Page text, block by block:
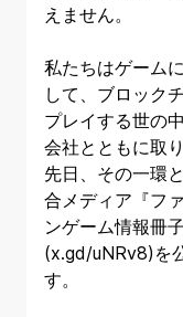
えません。
私たちはゲーム
して、ブロック
プレイする世の
会社とともに取
先日、その一環
合メディア『フ
ンゲーム情報冊
(x.gd/uNRv8)を
す。